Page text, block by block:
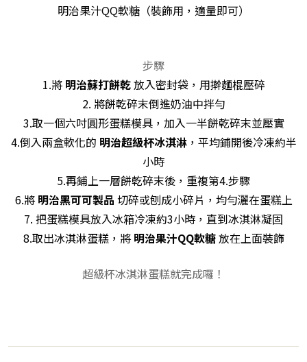
明治果汁QQ軟糖（裝飾用，適量即可）
步驟
1.將 明治蘇打餅乾放入密封袋，用擀麵棍壓碎
2️. 將餅乾碎末倒進奶油中拌勻
3.取一個六吋圓形蛋糕模具，加入一半餅乾碎末並壓實
4.倒入兩盒軟化的 明治超級杯冰淇淋，平均鋪開後冷凍約半
小時
5.再鋪上一層餅乾碎末後，重複第️4.步驟
6.將 明治黑可可製品 切碎或刨成小碎片，均勻灑在蛋糕上
7. 把蛋糕模具放入冰箱冷凍約3小時，直到冰淇淋凝固
8.取出冰淇淋蛋糕，將 明治果汁QQ軟糖放在上面裝飾
超級杯冰淇淋蛋糕就完成囉！